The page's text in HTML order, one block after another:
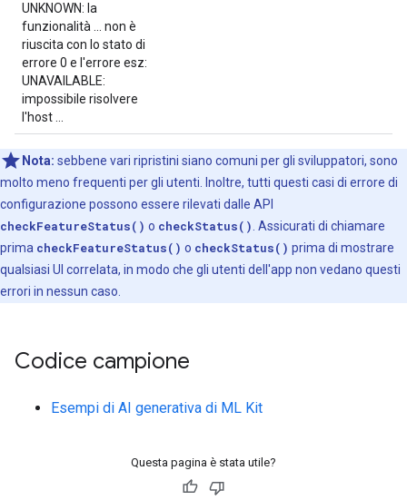
UNKNOWN: la
funzionalità ... non è
riuscita con lo stato di
errore 0 e l'errore esz:
UNAVAILABLE:
impossibile risolvere
l'host ...
Nota: sebbene vari ripristini siano comuni per gli sviluppatori, sono
molto meno frequenti per gli utenti. Inoltre, tutti questi casi di errore di
configurazione possono essere rilevati dalle API
checkFeatureStatus() o checkStatus() . Assicurati di chiamare
prima checkFeatureStatus() o checkStatus() prima di mostrare
qualsiasi UI correlata, in modo che gli utenti dell'app non vedano questi
errori in nessun caso.
Codice campione
Esempi di AI generativa di ML Kit
Questa pagina è stata utile?